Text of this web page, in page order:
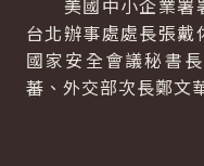
美國中小企業署
台北辦事處處長張戴
國家安全會議秘書
蕃、外交部次長鄭文